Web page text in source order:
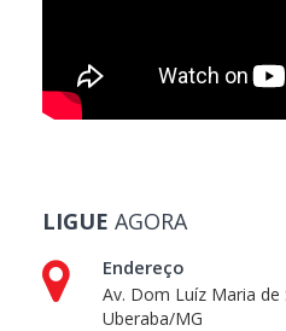
LIGUE AGORA
Endereço
Av. Dom Luíz Maria
Uberaba/MG